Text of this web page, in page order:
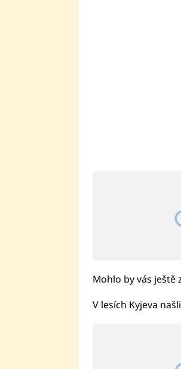
Mohlo by vás ještě
V lesích Kyjeva